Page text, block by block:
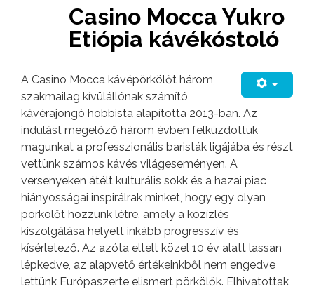
Casino Mocca Yukro
Etiópia kávékóstoló
A Casino Mocca kávépörkölőt három,
szakmailag kívülállónak számító
kávérajongó hobbista alapította 2013-ban. Az
indulást megelőző három évben felküzdöttük
magunkat a professzionális baristák ligájába és részt
vettünk számos kávés világeseményen. A
versenyeken átélt kulturális sokk és a hazai piac
hiányosságai inspirálrak minket, hogy egy olyan
pörkölőt hozzunk létre, amely a közízlés
kiszolgálása helyett inkább progresszív és
kísérletező. Az azóta eltelt közel 10 év alatt lassan
lépkedve, az alapvető értékeinkből nem engedve
lettünk Európaszerte elismert pörkölők. Elhivatottak